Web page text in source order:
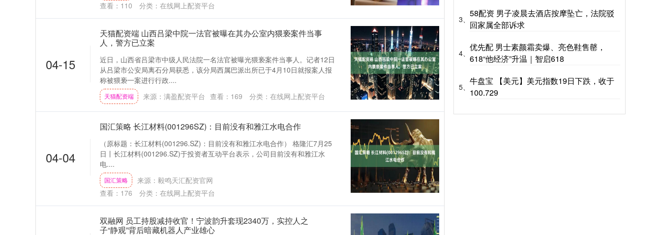
查看： 110 分类： 在线网上配资平台
04-15
天猫配资端 山西吕梁中院一法官被曝在其办公室内猥亵案件当事
人，警方已立案
近日，山西省吕梁市中级人民法院一名法官被曝光猥亵案件当事人。记者12日
从吕梁市公安局离石分局获悉，该分局西属巴派出所已于4月10日就报案人报
称被猥亵一案进行行政....
天猫配资端 来源：满盈配资平台 查看： 169 分类： 在线网上配资平台
04-04
国汇策略 长江材料(001296SZ)：目前没有和雅江水电合作
（原标题：长江材料(001296.SZ)：目前没有和雅江水电合作） 格隆汇7月25
日丨长江材料(001296.SZ)于投资者互动平台表示，公司目前没有和雅江水
电....
国汇策略
来源：毅鸣天汇配资官网
查看： 176 分类： 在线网上配资平台
双融网 员工持股减持收官！宁波韵升套现2340万，实控人之
子“静观”背后暗藏机器人产业雄心
3、
58配资 男子凌晨去酒店按摩坠亡，法院驳
回家属全部诉求
4、
优先配 男士素颜霜卖爆、亮色鞋售罄，
618“他经济”升温｜智启618
5、
牛盘宝 【美元】美元指数19日下跌，收于
100.729